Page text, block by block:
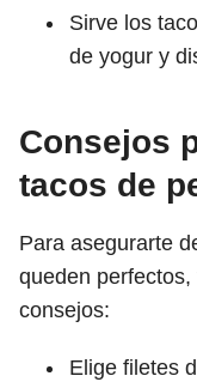
Sirve los
de yogur y
Consejos
tacos de
Para asegurarte
queden
consejos:
Elige filetes